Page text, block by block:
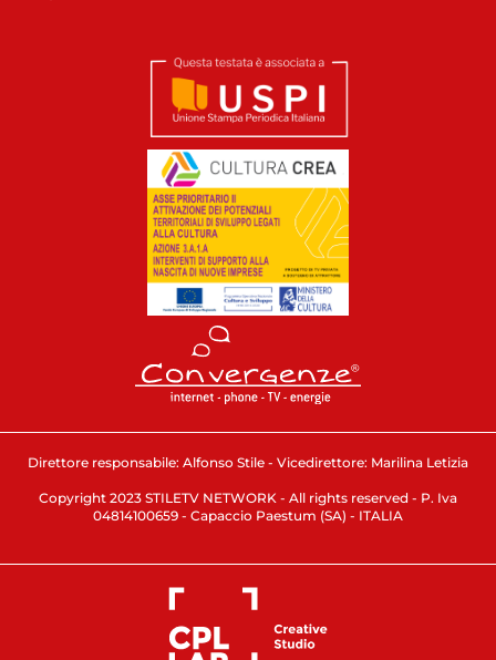
Direttore responsabile: Alfonso Stile - Vicedirettore: Marilina Letizia
Copyright 2023 STILETV NETWORK - All rights reserved - P. Iva
04814100659 - Capaccio Paestum (SA) - ITALIA